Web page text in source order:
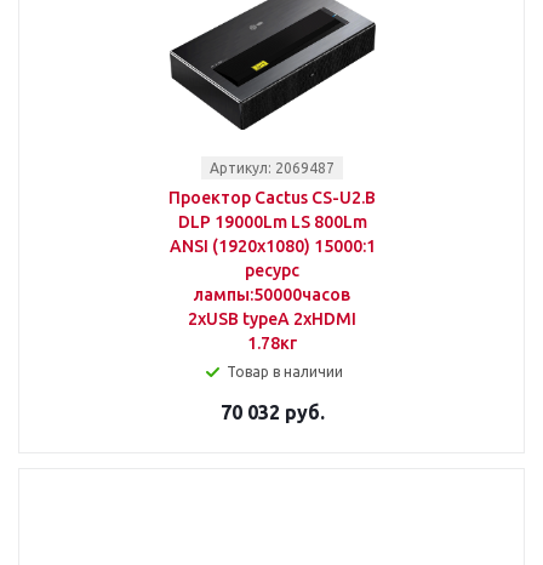
Артикул: 2069487
Проектор Cactus CS-U2.B
DLP 19000Lm LS 800Lm
ANSI (1920x1080) 15000:1
ресурс
лампы:50000часов
2xUSB typeA 2xHDMI
1.78кг
Товар в наличии
70 032 руб.